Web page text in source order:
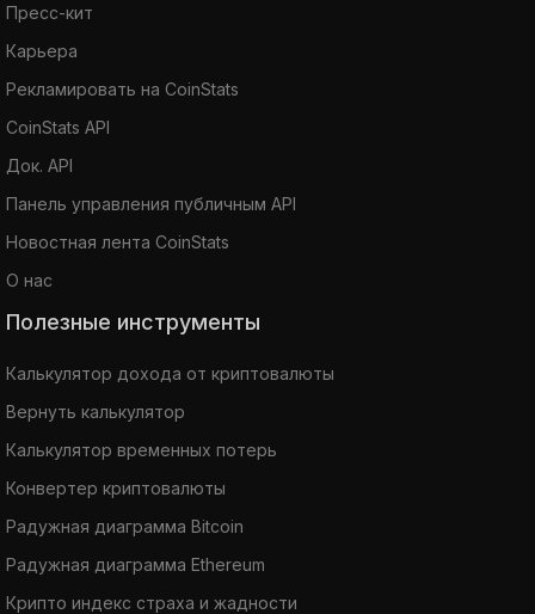
Пресс-кит
Карьера
Рекламировать на CoinStats
CoinStats API
Док. API
Панель управления публичным API
Новостная лента CoinStats
О нас
Полезные инструменты
Калькулятор дохода от криптовалюты
Вернуть калькулятор
Калькулятор временных потерь
Конвертер криптовалюты
Радужная диаграмма Bitcoin
Радужная диаграмма Ethereum
Крипто индекс страха и жадности